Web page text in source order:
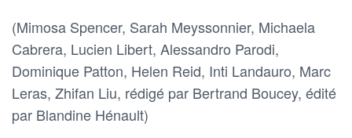
(Mimosa Spencer, Sarah Meyssonnier, Michaela
Cabrera, Lucien Libert, Alessandro Parodi,
Dominique Patton, Helen Reid, Inti Landauro, Marc
Leras, Zhifan Liu, rédigé par Bertrand Boucey, édité
par Blandine Hénault)